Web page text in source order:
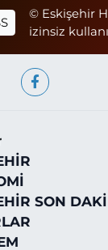
© Eskişehir
izinsiz
SON